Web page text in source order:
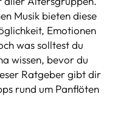
Musik bieten diese
Emotionen
was solltest du
wissen, bevor du
Ratgeber gibt dir
rund um Panflöten